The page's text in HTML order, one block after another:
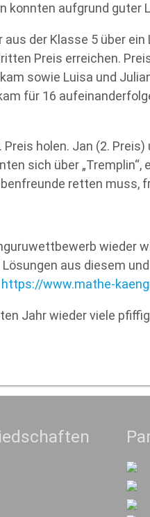
konnten aufgrund guter
der Klasse 5 über
Preis erreichen.
sowie Luisa und
für 16
holen. Jan (2.
sich über „Tremplin“,
retten muss,
wieder
aus diesem
https://www.mathe-
Jahr wieder viele